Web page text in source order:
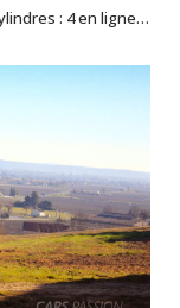
: 4 en ligne…